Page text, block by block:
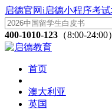
启德官网i启德小程序考试
400-1010-123 （8:00-24:00）
首页
澳大利亚
英国